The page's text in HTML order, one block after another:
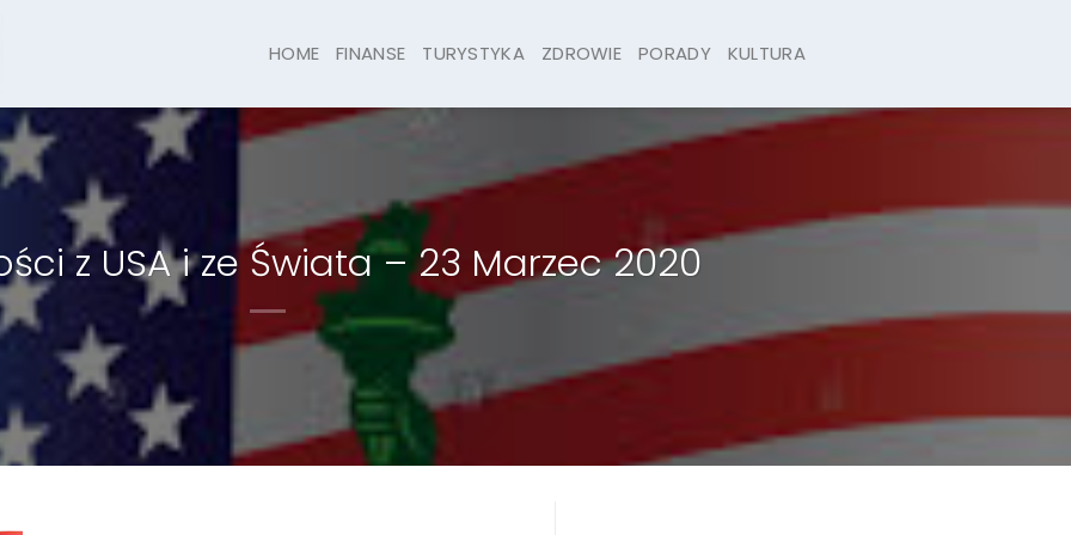
HOME FINANSE TURYSTYKA ZDROWIE PORADY KULTURA
z USA i ze Świata – 23 Marzec 2020